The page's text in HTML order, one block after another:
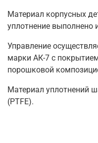
Материал корпусных
уплотнение выполнено
Управление
марки АК-7 с
порошковой
Материал уплотнений
(PTFE).